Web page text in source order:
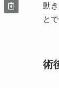
動
と
術